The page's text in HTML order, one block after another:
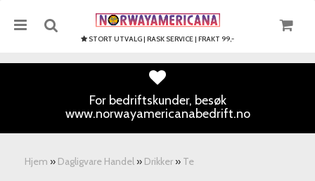
STORT UTVALG | RASK SERVICE | FRAKT 99,-
For bedriftskunder, besøk
www.norwayamericanabedrift.no
Hjem » Dagligvare Handel » Drikker » Te